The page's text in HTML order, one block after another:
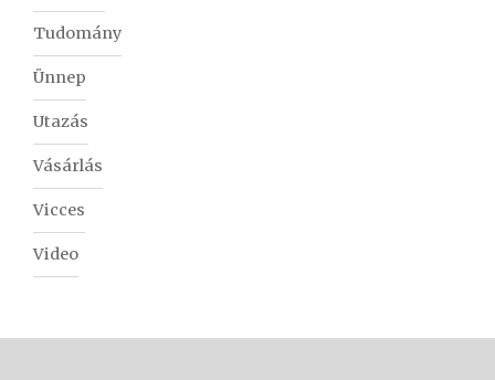
Tudomány
Ünnep
Utazás
Vásárlás
Vicces
Video